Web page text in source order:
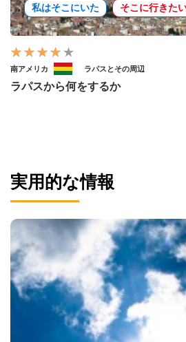
私はそこにいた そこに行きた
南アメリカ ラパスとその周辺
ラパスから何をするか
実用的な情報